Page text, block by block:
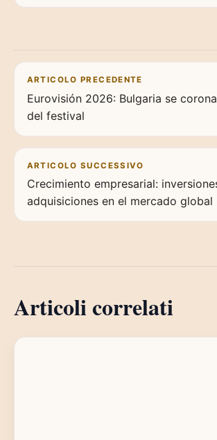
Navigazione articoli
ARTICOLO PRECEDENTE
Eurovisión 2026: Bulgaria se
del festival
ARTICOLO SUCCESSIVO
Crecimiento empresarial:
adquisiciones en el mercado global
Articoli correlati